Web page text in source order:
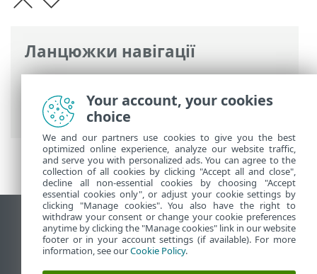
Ланцюжки навігації
Інтерактивна довідка ESET>ESET
PROTECT
>Специфікації > Попередні
вимоги до мережі
Переглянути повну версію
End of Life
База знань ESET
Your account, your cookies
choice
We and our partners use cookies to give you the best
optimized online experience, analyze our website traffic,
and serve you with personalized ads. You can agree to the
collection of all cookies by clicking "Accept all and close",
decline all non-essential cookies by choosing "Accept
essential cookies only", or adjust your cookie settings by
clicking "Manage cookies". You also have the right to
withdraw your consent or change your cookie preferences
anytime by clicking the "Manage cookies" link in our website
footer or in your account settings (if available). For more
information, see ourCookie Policy.